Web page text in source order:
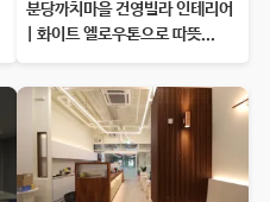
분당까치마을 건영빌라 인테리어
| 화이트 엘로우톤으로 따뜻...